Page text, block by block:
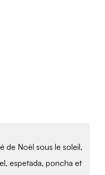
de Noël sous le soleil,
espetada, poncha et